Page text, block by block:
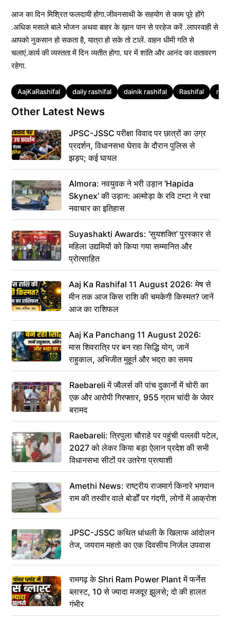
आज का दिन मिश्रित फलदायी होगा.जीवनसाथी के सहयोग से काम पूरे होंगे
.अधिक मसाले बाले भोजन अथवा बाहर के ख़ान पान से परहेज करें .लापरवाही से
आपको नुकसान हो सकता है, यात्रा हो सके तो टालें. वाहन धीमी गति से
चलाएं.कार्य की व्यस्तता में दिन व्यतीत होगा. घर में शांति और आनंद का वातावरण
रहेगा.
Tags
AajKaRashifal daily rashifal dainik rashifal Rashifal
Other Latest News
JPSC-JSSC परीक्षा विवाद पर छात्रों का उग्र
प्रदर्शन, विधानसभा घेराव के दौरान पुलिस से
झड़प; कई घायल
Almora: नवयुवक ने भरी उड़ान ‘Hapida
Skynex’ की उड़ान: अल्मोड़ा के रवि टम्टा ने रचा
नवाचार का इतिहास
Suyashakti Awards: ‘सुयशक्ति’ पुरस्कार से
महिला उद्यमियों को किया गया सम्मानित और
प्रोत्साहित
Aaj Ka Rashifal 11 August 2026: मेष से
मीन तक आज किस राशि की चमकेगी किस्मत? जानें
आज का राशिफल
Aaj Ka Panchang 11 August 2026:
मास शिवरात्रि पर बन रहा सिद्धि योग, जानें
राहुकाल, अभिजीत मुहूर्त और भद्रा का समय
Raebareli में ज्वैलर्स की पांच दुकानों में चोरी का
एक और आरोपी गिरफ्तार, 955 ग्राम चांदी के जेवर
बरामद
Raebareli: त्रिपुला चौराहे पर पहुंची पल्लवी पटेल,
2027 को लेकर किया बड़ा ऐलान प्रदेश की सभी
विधानसभा सीटों पर उतरेगा प्रत्याशी
Amethi News: राष्ट्रीय राजमार्ग किनारे भगवान
राम की तस्वीर वाले बोर्डों पर गंदगी, लोगों में आक्रोश
JPSC-JSSC कथित धांधली के खिलाफ आंदोलन
तेज, जयराम महतो का एक दिवसीय निर्जल उपवास
रामगढ़ के Shri Ram Power Plant में फर्नेस
ब्लास्ट, 10 से ज्यादा मजदूर झुलसे; दो की हालत
गंभीर